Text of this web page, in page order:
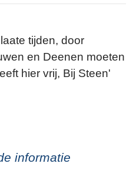
tijden, door
en Deenen moeten
hier vrij, Bij Steen'
informatie